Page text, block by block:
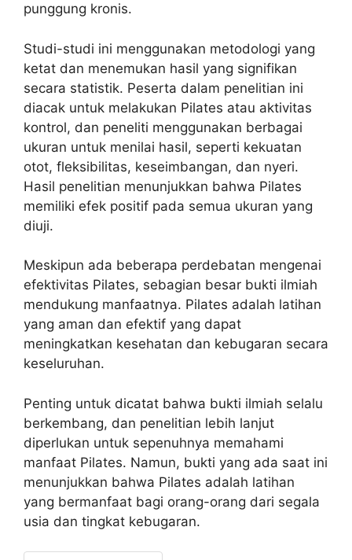
punggung kronis.
Studi-studi ini menggunakan metodologi yang
ketat dan menemukan hasil yang signifikan
secara statistik. Peserta dalam penelitian ini
diacak untuk melakukan Pilates atau aktivitas
kontrol, dan peneliti menggunakan berbagai
ukuran untuk menilai hasil, seperti kekuatan
otot, fleksibilitas, keseimbangan, dan nyeri.
Hasil penelitian menunjukkan bahwa Pilates
memiliki efek positif pada semua ukuran yang
diuji.
Meskipun ada beberapa perdebatan mengenai
efektivitas Pilates, sebagian besar bukti ilmiah
mendukung manfaatnya. Pilates adalah latihan
yang aman dan efektif yang dapat
meningkatkan kesehatan dan kebugaran secara
keseluruhan.
Penting untuk dicatat bahwa bukti ilmiah selalu
berkembang, dan penelitian lebih lanjut
diperlukan untuk sepenuhnya memahami
manfaat Pilates. Namun, bukti yang ada saat ini
menunjukkan bahwa Pilates adalah latihan
yang bermanfaat bagi orang-orang dari segala
usia dan tingkat kebugaran.